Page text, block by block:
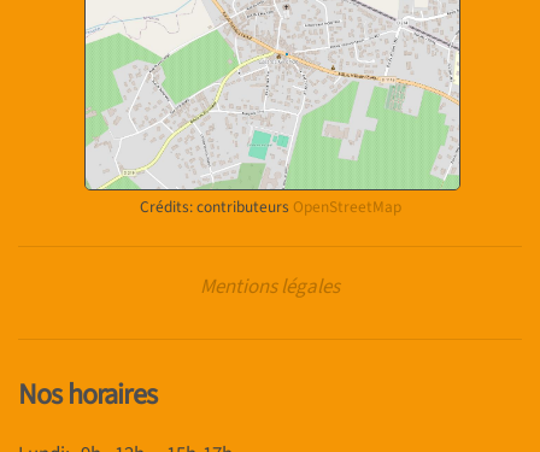
Crédits: contributeurs OpenStreetMap
Mentions légales
Nos horaires